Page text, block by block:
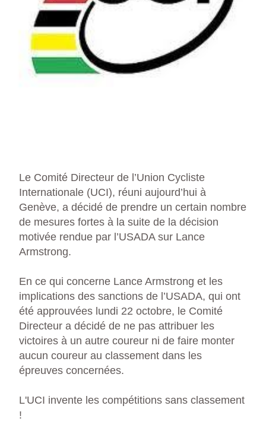
Le Comité Directeur de l’Union Cycliste
Internationale (UCI), réuni aujourd’hui à
Genève, a décidé de prendre un certain nombre
de mesures fortes à la suite de la décision
motivée rendue par l’USADA sur Lance
Armstrong.
En ce qui concerne Lance Armstrong et les
implications des sanctions de l’USADA, qui ont
été approuvées lundi 22 octobre, le Comité
Directeur a décidé de ne pas attribuer les
victoires à un autre coureur ni de faire monter
aucun coureur au classement dans les
épreuves concernées.
L'UCI invente les compétitions sans classement
!